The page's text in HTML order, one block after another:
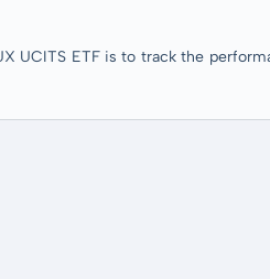
UCITS ETF is to track the